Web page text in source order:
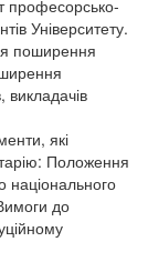
професорсько-
Університету.
поширення
викладачів
які
Положення
національного
до